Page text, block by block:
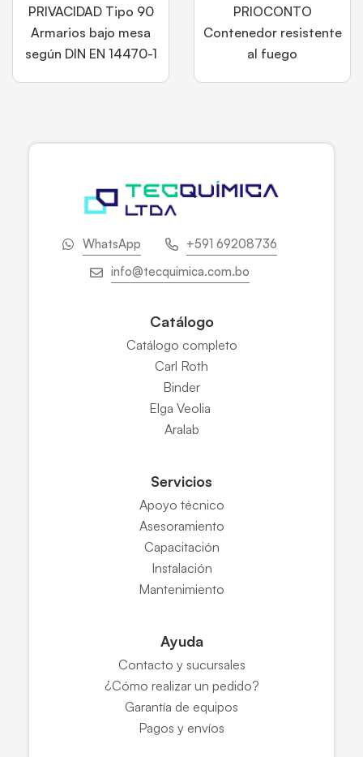
PRIVACIDAD Tipo 90
Armarios bajo mesa
según DIN EN 14470-1
PRIOCONTO
Contenedor resistente
al fuego
WhatsApp
+591 69208736
info@tecquimica.com.bo
Catálogo
Catálogo completo
Carl Roth
Binder
Elga Veolia
Aralab
Servicios
Apoyo técnico
Asesoramiento
Capacitación
Instalación
Mantenimiento
Ayuda
Contacto y sucursales
¿Cómo realizar un pedido?
Garantía de equipos
Pagos y envíos